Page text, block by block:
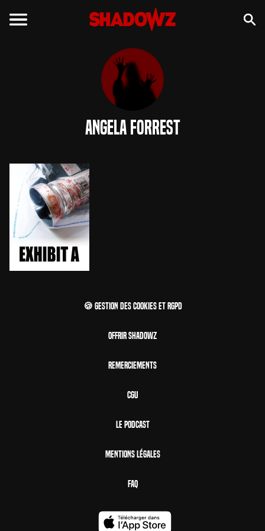
Angela Forrest
🍪 Gestion des cookies et RGPD
Offrir Shadowz
Remerciements
CGU
Le Podcast
Mentions Légales
FAQ